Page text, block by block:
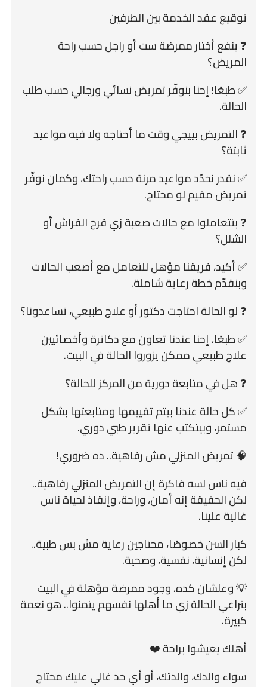
توقيع عقد الخدمة بين الطرفين
❓ ينفع أختار ممرضة ست أو راجل حسب راحة
المريض؟
✅ طبعًا! إحنا بنوفّر تمريض نسائي ورجالي حسب طلب
الحالة.
❓ التمريض بييجي وقت ما أحتاجه ولا فيه مواعيد
ثابتة؟
✅ نقدر نحدّد مواعيد مرنة حسب راحتك، وكمان نوفّر
تمريض مقيم لو محتاج.
❓ بتتعاملوا مع حالات صعبة زي قرح الفراش أو
الشلل؟
✅ أكيد، فريقنا مؤهل للتعامل مع أصعب الحالات
وبنقدّم خطة رعاية شاملة.
❓ لو الحالة احتاجت دكتور أو علاج طبيعي، تساعدونا؟
✅ طبعًا، إحنا عندنا تعاون مع دكاترة وأخصائيين
علاج طبيعي ممكن يزوروا الحالة في البيت.
❓ هل في متابعة دورية من المركز للحالة؟
✅ كل حالة عندنا بيتم تقييمها ومتابعتها بشكل
مستمر، وبيتكتب عنها تقرير طبي دوري.
🧠 تمريض المنزلي مش رفاهية.. ده ضروري!
فيه ناس لسه فاكرة إن التمريض المنزلي رفاهية..
لكن الحقيقة إنه أمان، وراحة، وإنقاذ لحياة ناس
غالية علينا.
كبار السن خصوصًا، محتاجين رعاية مش بس طبية..
لكن إنسانية، نفسية، وصحية.
💡 وعلشان كده، وجود ممرضة مؤهلة في البيت
بتراعي الحالة زي ما أهلها نفسهم يتمنوا.. هو نعمة
كبيرة.
أهلك يعيشوا براحة ❤️
سواء والدك، والدتك، أو أي حد غالي عليك محتاج